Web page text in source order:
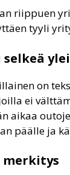
riippuen
tyyli
on
ei
aikaa
päälle ja